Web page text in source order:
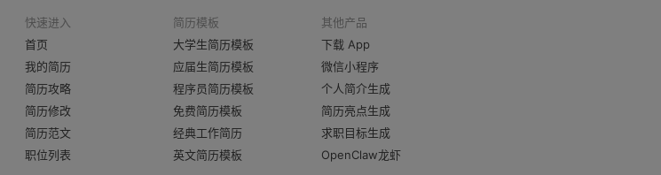
快速进入
首页
我的简历
简历攻略
简历修改
简历范文
职位列表
简历模板
大学生简历模板
应届生简历模板
程序员简历模板
免费简历模板
经典工作简历
英文简历模板
其他产品
下载 App
微信小程序
个人简介生成
简历亮点生成
求职目标生成
OpenClaw龙虾